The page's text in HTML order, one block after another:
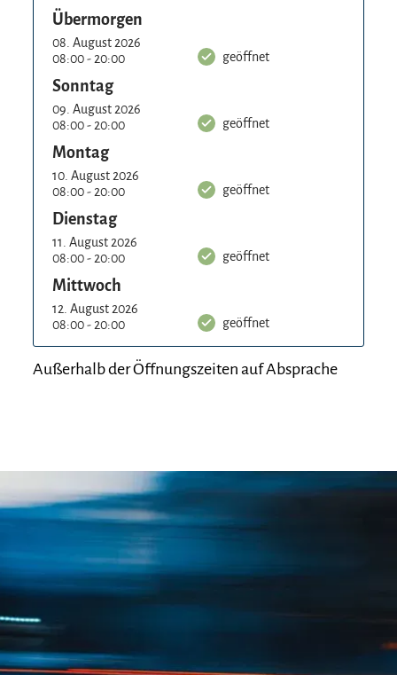
Übermorgen
08. August 2026
08:00 - 20:00
geöffnet
Sonntag
09. August 2026
08:00 - 20:00
geöffnet
Montag
10. August 2026
08:00 - 20:00
geöffnet
Dienstag
11. August 2026
08:00 - 20:00
geöffnet
Mittwoch
12. August 2026
08:00 - 20:00
geöffnet
Außerhalb der Öffnungszeiten auf Absprache